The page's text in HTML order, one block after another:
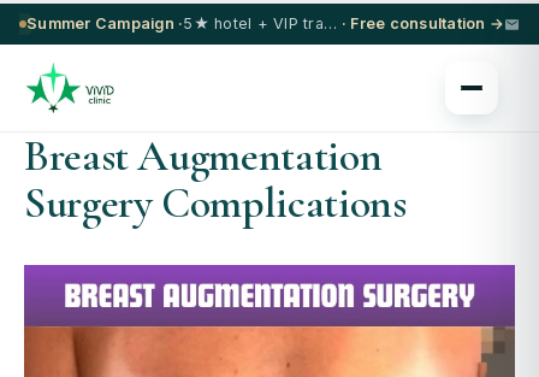
Summer Campaign · 5★ hotel + VIP transfer on select procedures · Free consultation →
Breast Augmentation
Surgery Complications